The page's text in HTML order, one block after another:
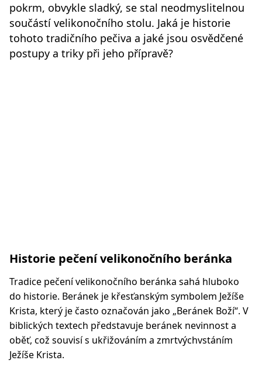
pokrm, obvykle sladký, se stal neodmyslitelnou
součástí velikonočního stolu. Jaká je historie
tohoto tradičního pečiva a jaké jsou osvědčené
postupy a triky při jeho přípravě?
Historie pečení velikonočního beránka
Tradice pečení velikonočního beránka sahá hluboko
do historie. Beránek je křesťanským symbolem Ježíše
Krista, který je často označován jako „Beránek Boží“. V
biblických textech představuje beránek nevinnost a
oběť, což souvisí s ukřižováním a zmrtvýchvstáním
Ježíše Krista.